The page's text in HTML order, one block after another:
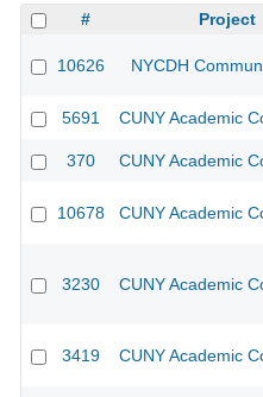
# Project
10626 NYCDH
5691 CUNY Academic
370 CUNY Academic
10678 CUNY Academic
3230 CUNY Academic
3419 CUNY Academic